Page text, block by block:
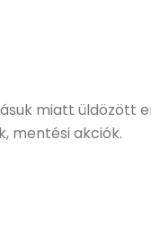
miatt üldözött
mentési akciók.